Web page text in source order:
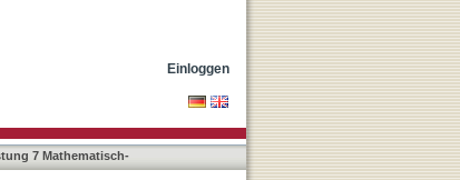
Einloggen
7 Mathematisch-